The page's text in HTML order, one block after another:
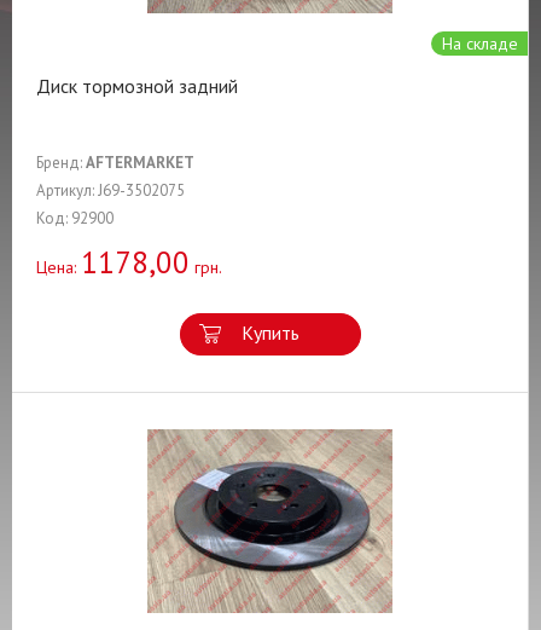
На складе
Диск тормозной задний
Бренд:AFTERMARKET
Артикул: J69-3502075
Код: 92900
Цена: 1178,00 грн.
Купить